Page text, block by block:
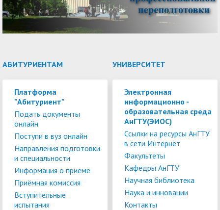
АБИТУРИЕНТАМ
Платформа
"Абитуриент"
Подать документы
онлайн
Поступи в вуз онлайн
Направления подготовки
и специальности
Информация о приеме
Приёмная комиссия
Вступительные
испытания
УНИВЕРСИТЕТ
Электронная
информационно -
образовательная среда
АнГТУ(ЭИОС)
Ссылки на ресурсы АнГТУ
в сети Интернет
Факультеты
Кафедры АнГТУ
Научная библиотека
Наука и инновации
Контакты